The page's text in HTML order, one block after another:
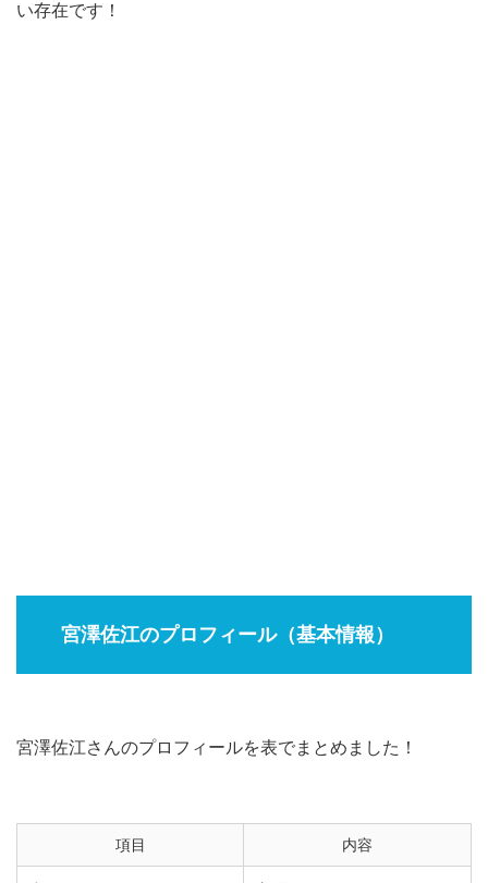
い存在です！
宮澤佐江のプロフィール（基本情報）
宮澤佐江さんのプロフィールを表でまとめました！
項目 内容